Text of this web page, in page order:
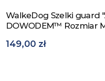
Zobacz produkt
WalkeDog Szelki guard
DOWODEM™ Rozmiar
149,00 zł